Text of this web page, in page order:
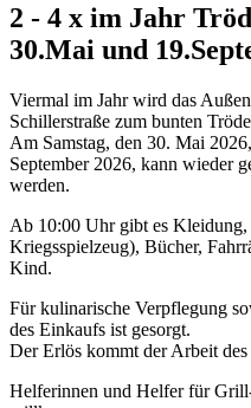
2 - 4 x im Jahr
30.Mai und
Viermal im Jahr wird das
Schillerstraße zum bunten
Am Samstag, den 30. Mai
September 2026, kann wieder
werden.
Ab 10:00 Uhr gibt es Kleidung,
Kriegsspielzeug), Bücher,
Kind.
Für kulinarische Verpflegung
des Einkaufs ist gesorgt.
Der Erlös kommt der Arbeit des
Helferinnen und Helfer für